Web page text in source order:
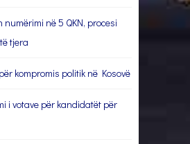
numërimi në 5 QKN, procesi
tjera
kompromis politik në Kosovë
i votave për kandidatët për